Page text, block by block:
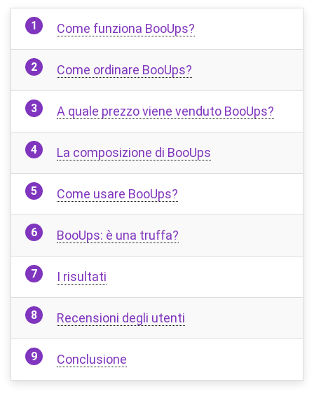
Come funziona BooUps?
Come ordinare BooUps?
A quale prezzo viene venduto BooUps?
La composizione di BooUps
Come usare BooUps?
BooUps: è una truffa?
I risultati
Recensioni degli utenti
Conclusione